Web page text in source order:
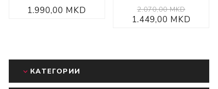
1.990,00 MKD
2.070,00 MKD
1.449,00 MKD
КАТЕГОРИИ